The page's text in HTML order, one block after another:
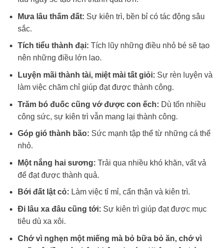
Mưa lâu thấm đất: Sự kiên trì, bền bỉ có tác động sâu
sắc.
Tích tiểu thành đại: Tích lũy những điều nhỏ bé sẽ tạo
nên những điều lớn lao.
Luyện mãi thành tài, miệt mài tất giỏi: Sự rèn luyện và
làm việc chăm chỉ giúp đạt được thành công.
Trăm bó đuốc cũng vớ được con ếch: Dù tốn nhiều
công sức, sự kiên trì vẫn mang lại thành công.
Góp gió thành bão: Sức mạnh tập thể từ những cá thể
nhỏ.
Một nắng hai sương: Trải qua nhiều khó khăn, vất vả
để đạt được thành quả.
Bới đất lật cỏ: Làm việc tỉ mỉ, cẩn thận và kiên trì.
Đi lâu xa đâu cũng tới: Sự kiên trì giúp đạt được mục
tiêu dù xa xôi.
Chớ vì nghẹn một miếng mà bỏ bữa bỏ ăn, chớ vì